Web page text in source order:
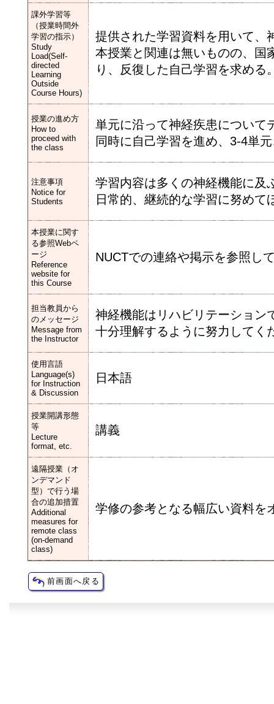
課外学習等
（授業時間外
学習の指示）
Study
Load(Self-
directed
Learning
Outside
Course Hours)
提供された学習資料を用いて、
本授業と関連は無いものの、国
り、反復した自己学習を求める
授業の進め方
How to
proceed with
the class
単元に沿って神経疾患について
同時に自己学習を進め、3-4単
注意事項
Notice for
Students
学習内容は多くの神経機能に及
日常的、継続的な学習に努めて
本授業に関す
る参照Webペ
ージ
Reference
website for
this Course
NUCTでの連絡や掲示を参照し
担当教員から
のメッセージ
Message from
the Instructor
神経機能はリハビリテーション
十分理解するように努力してく
使用言語
Language(s)
for Instruction
& Discussion
日本語
授業開講形態
等
Lecture
format, etc.
講義
遠隔授業（オ
ンデマンド
型）で行う場
合の追加措置
Additional
measures for
remote class
(on-demand
class)
学修の参考となる幅広い資料を